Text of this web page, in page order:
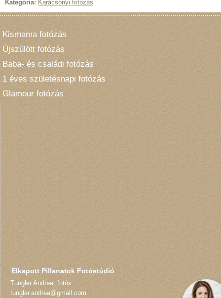
Kategória: Karácsonyi fotózás
Kismama fotózás
Újszülött fotózás
Baba- és családi fotózás
1 éves születésnapi fotózás
Glamour fotózás
Elkapott Pillanatok Fotóstúdió
Tungler Andrea fotós
tungler.andrea@gmail.com